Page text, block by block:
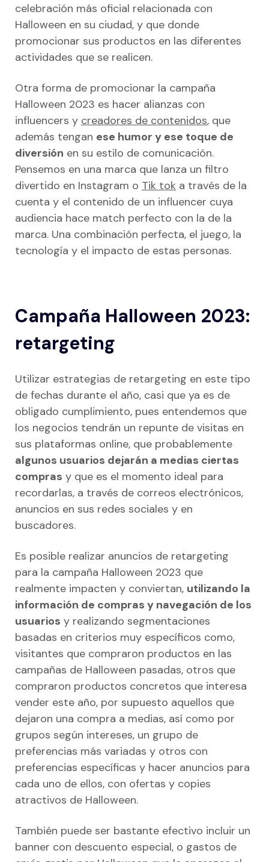
celebración más oficial relacionada con
Halloween en su ciudad, y que donde
promocionar sus productos en las diferentes
actividades que se realicen.
Otra forma de promocionar la campaña
Halloween 2023 es hacer alianzas con
influencers y creadores de contenidos, que
además tengan ese humor y ese toque de
diversión en su estilo de comunicación.
Pensemos en una marca que lanza un filtro
divertido en Instagram o Tik tok a través de la
cuenta y el contenido de un influencer cuya
audiencia hace match perfecto con la de la
marca. Una combinación perfecta, el juego, la
tecnología y el impacto de estas personas.
Campaña Halloween 2023:
retargeting
Utilizar estrategias de retargeting en este tipo
de fechas durante el año, casi que ya es de
obligado cumplimiento, pues entendemos que
los negocios tendrán un repunte de visitas en
sus plataformas online, que probablemente
algunos usuarios dejarán a medias ciertas
compras y que es el momento ideal para
recordarlas, a través de correos electrónicos,
anuncios en sus redes sociales y en
buscadores.
Es posible realizar anuncios de retargeting
para la campaña Halloween 2023 que
realmente impacten y conviertan, utilizando la
información de compras y navegación de los
usuarios y realizando segmentaciones
basadas en criterios muy específicos como,
visitantes que compraron productos en las
campañas de Halloween pasadas, otros que
compraron productos concretos que interesa
vender este año, por supuesto aquellos que
dejaron una compra a medias, así como por
grupos según intereses, un grupo de
preferencias más variadas y otros con
preferencias específicas y hacer anuncios para
cada uno de ellos, con ofertas y copies
atractivos de Halloween.
También puede ser bastante efectivo incluir un
banner con descuento especial, o gastos de